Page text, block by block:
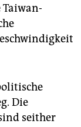
Die
seither